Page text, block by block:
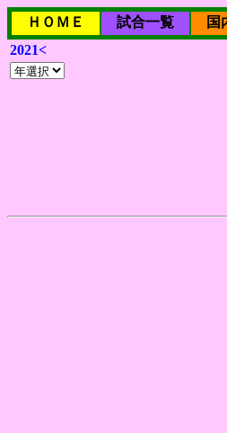
ＨＯＭＥ 試合一覧 国
2021<